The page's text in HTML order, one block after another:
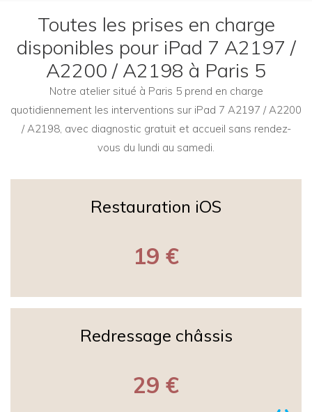
Toutes les prises en charge
disponibles pour iPad 7 A2197 /
A2200 / A2198 à Paris 5
Notre atelier situé à Paris 5 prend en charge
quotidiennement les interventions sur iPad 7 A2197 / A2200
/ A2198, avec diagnostic gratuit et accueil sans rendez-
vous du lundi au samedi.
Restauration iOS
19 €
Redressage châssis
29 €